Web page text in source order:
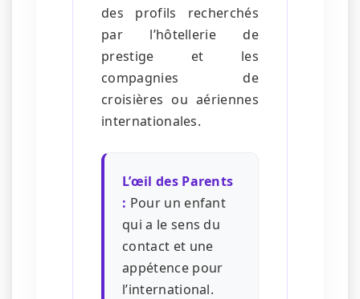
des profils recherchés
par l’hôtellerie de
prestige et les
compagnies de
croisières ou aériennes
internationales.
L’œil des Parents
: Pour un enfant
qui a le sens du
contact et une
appétence pour
l’international.